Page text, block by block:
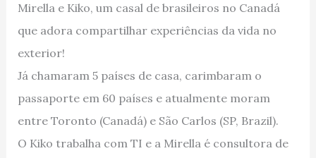
Mirella e Kiko, um casal de brasileiros no Canadá
que adora compartilhar experiências da vida no
exterior!
Já chamaram 5 países de casa, carimbaram o
passaporte em 60 países e atualmente moram
entre Toronto (Canadá) e São Carlos (SP, Brazil).
O Kiko trabalha com TI e a Mirella é consultora de